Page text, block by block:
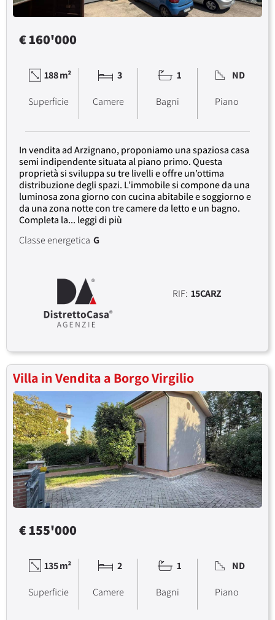
€ 160'000
188 m²
Superficie
3
Camere
1
Bagni
ND
Piano
In vendita ad Arzignano, proponiamo una spaziosa casa
semi indipendente situata al piano primo. Questa
proprietà si sviluppa su tre livelli e offre un’ottima
distribuzione degli spazi. L’immobile si compone da una
luminosa zona giorno con cucina abitabile e soggiorno e
da una zona notte con tre camere da letto e un bagno.
Completa la... leggi di più
RIF: 15CARZ
Classe energetica G
Villa in Vendita a Borgo Virgilio
€ 155'000
135 m²
Superficie
2
Camere
1
Bagni
ND
Piano